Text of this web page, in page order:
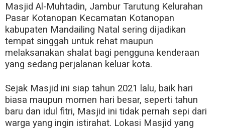
Masjid Al-Muhtadin, Jambur Tarutung Kelurahan
Pasar Kotanopan Kecamatan Kotanopan
kabupaten Mandailing Natal sering dijadikan
tempat singgah untuk rehat maupun
melaksanakan shalat bagi pengguna kenderaan
yang sedang perjalanan keluar kota.
Sejak Masjid ini siap tahun 2021 lalu, baik hari
biasa maupun momen hari besar, seperti tahun
baru dan idul fitri, Masjid ini tidak pernah sepi dari
warga yang ingin istirahat. Lokasi Masjid yang